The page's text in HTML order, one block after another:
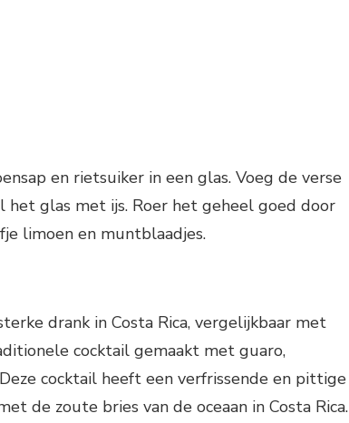
en rietsuiker in een glas. Voeg de verse
het glas met ijs. Roer het geheel goed door
limoen en muntblaadjes.
drank in Costa Rica, vergelijkbaar met
cocktail gemaakt met guaro,
cocktail heeft een verfrissende en pittige
de zoute bries van de oceaan in Costa Rica.